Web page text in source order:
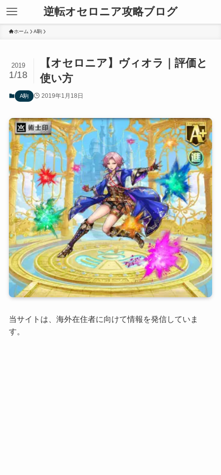
逆転オセロニア攻略ブログ
ホーム A駒
【オセロニア】ヴィオラ｜評価と
使い方
2019
1/18
A駒 2019年1月18日
当サイトは、海外在住者に向けて情報を発信していま
す。